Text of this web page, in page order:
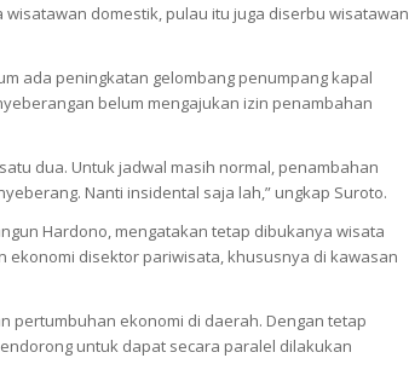
domestik, pulau itu juga diserbu wisatawan
ada peningkatan gelombang penumpang kapal
belum mengajukan izin penambahan
dua. Untuk jadwal masih normal, penambahan
Nanti insidental saja lah,” ungkap Suroto.
Hardono, mengatakan tetap dibukanya wisata
disektor pariwisata, khususnya di kawasan
pertumbuhan ekonomi di daerah. Dengan tetap
untuk dapat secara paralel dilakukan